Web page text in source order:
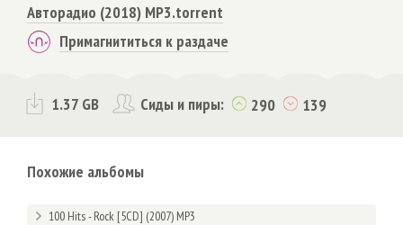
Авторадио (2018) MP3.torrent
Примагнититься к раздаче
1.37 GB Сиды и пиры: 290 139
Похожие альбомы
100 Hits - Rock [5CD] (2007) MP3